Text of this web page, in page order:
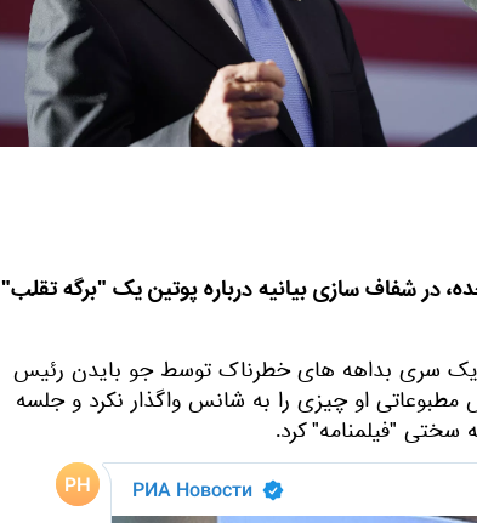
در شفاف‌ سازی بیانیه درباره پوتین یک "برگه تقلب"
یک سری بداهه‌ های خطرناک توسط جو بایدن رئیس‌
او چیزی را به شانس واگذار نکرد و جلسه
سختی "فیلمنامه" کرد.